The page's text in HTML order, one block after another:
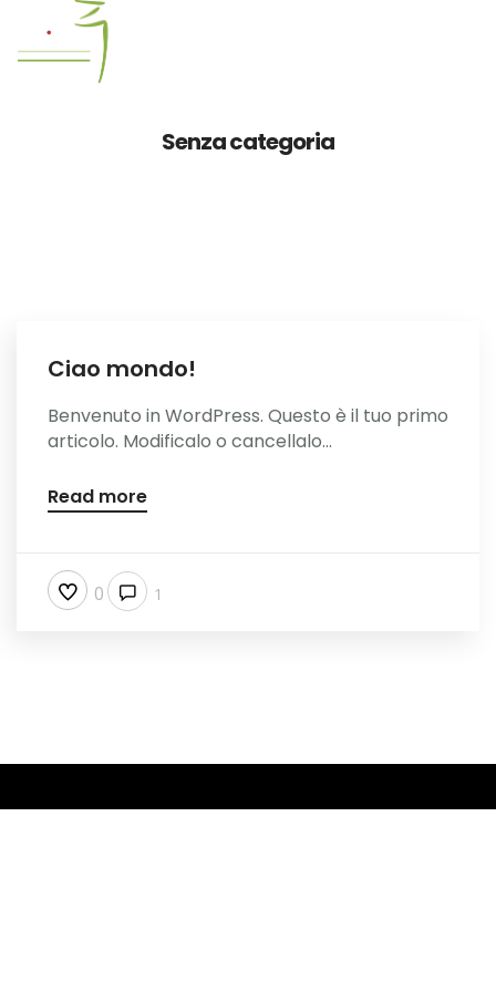
Senza categoria
Ciao mondo!
Benvenuto in WordPress. Questo è il tuo primo
articolo. Modificalo o cancellalo...
Read more
0 1